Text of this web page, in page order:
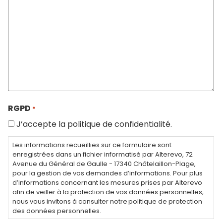
RGPD *
J’accepte la politique de confidentialité.
Les informations recueillies sur ce formulaire sont
enregistrées dans un fichier informatisé par Alterevo, 72
Avenue du Général de Gaulle - 17340 Châtelaillon-Plage,
pour la gestion de vos demandes d’informations. Pour plus
d’informations concernant les mesures prises par Alterevo
afin de veiller à la protection de vos données personnelles,
nous vous invitons à consulter notre politique de protection
des données personnelles.